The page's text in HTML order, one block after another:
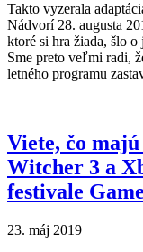
Takto vyzerala
Nádvorí 28. augusta
ktoré si hra žiada, šlo
Sme preto veľmi radi,
letného programu
Viete, čo
Witcher 3 a
festivale
23. máj 2019